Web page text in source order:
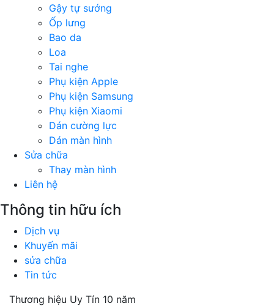
Gậy tự sướng
Ốp lưng
Bao da
Loa
Tai nghe
Phụ kiện Apple
Phụ kiện Samsung
Phụ kiện Xiaomi
Dán cường lực
Dán màn hình
Sửa chữa
Thay màn hình
Liên hệ
Thông tin hữu ích
Dịch vụ
Khuyến mãi
sửa chữa
Tin tức
Thương hiệu Uy Tín 10 năm